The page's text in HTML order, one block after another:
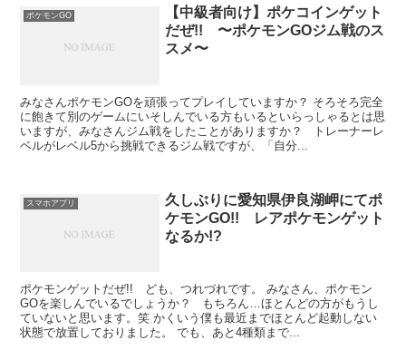
ポケモンGO
【中級者向け】ポケコインゲット
だぜ!! 〜ポケモンGOジム戦のス
スメ〜
みなさんポケモンGOを頑張ってプレイしていますか？ そろそろ完全
に飽きて別のゲームにいそしんでいる方もいるといらっしゃるとは思
いますが、みなさんジム戦をしたことがありますか？ トレーナーレ
ベルがレベル5から挑戦できるジム戦ですが、「自分...
スマホアプリ
久しぶりに愛知県伊良湖岬にてポ
ケモンGO!! レアポケモンゲット
なるか!?
ポケモンゲットだぜ!! ども、つれづれです。 みなさん、ポケモン
GOを楽しんでいるでしょうか？ もちろん…ほとんどの方がもうし
ていないと思います。笑 かくいう僕も最近までほとんど起動しない
状態で放置しておりました。 でも、あと4種類まで...